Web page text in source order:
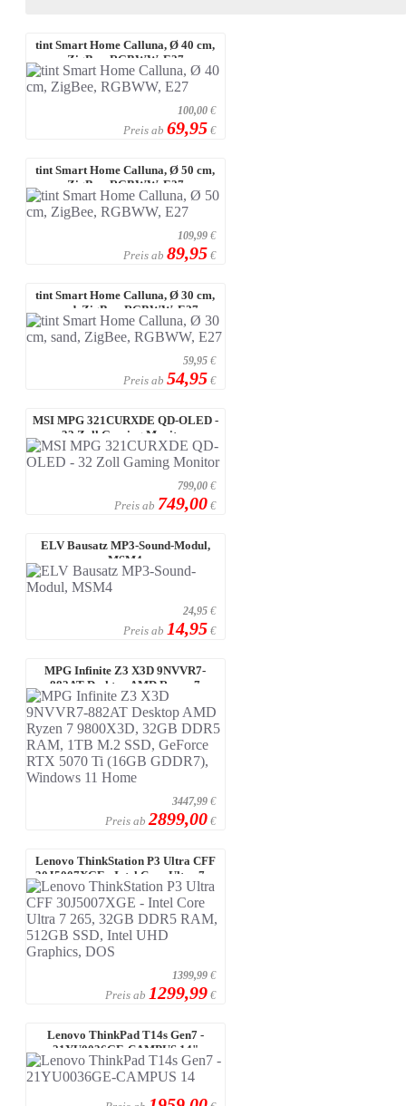
tint Smart Home Calluna, Ø 40 cm,
ZigBee, RGBWW, E27
100,00€
Preis ab 69,95 €
tint Smart Home Calluna, Ø 50 cm,
ZigBee, RGBWW, E27
109,99€
Preis ab 89,95 €
tint Smart Home Calluna, Ø 30 cm,
sand, ZigBee, RGBWW, E27
59,95€
Preis ab 54,95 €
MSI MPG 321CURXDE QD-OLED -
32 Zoll Gaming Monitor
799,00€
Preis ab 749,00€
ELV Bausatz MP3-Sound-Modul,
MSM4
24,95€
Preis ab 14,95 €
MPG Infinite Z3 X3D 9NVVR7-
882AT Desktop AMD Ryzen 7
9800X3D, 32 ...
3447,99€
Preis ab 2899,00€
Lenovo ThinkStation P3 Ultra CFF
30J5007XGE - Intel Core Ultra 7 ...
1399,99€
Preis ab 1299,99€
Lenovo ThinkPad T14s Gen7 -
21YU0036GE-CAMPUS 14"
WUXGA Touch, I ...